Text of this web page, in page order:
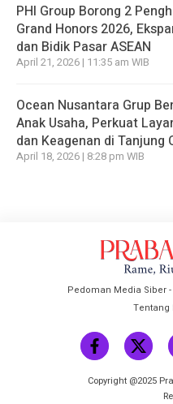
PHI Group Borong 2
Grand Honors 2026,
dan Bidik Pasar ASEAN
April 21, 2026 | 11:35 am WIB
Ocean Nusantara Grup
Anak Usaha, Perkuat
dan Keagenan di Tanjung
April 18, 2026 | 8:28 pm WIB
Pedoman Media Siber
Tentang
Copyright @2025